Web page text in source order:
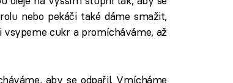
nebo pekáči také dáme smažit,
vsypeme cukr a promícháváme, až
aby se odpařil. Vmícháme